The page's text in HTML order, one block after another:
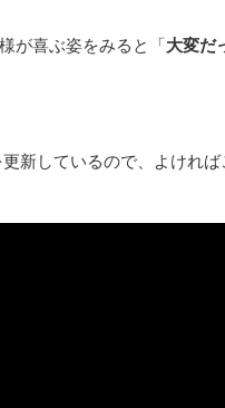
が喜ぶ姿をみると「大変だ
新しているので、よけれ